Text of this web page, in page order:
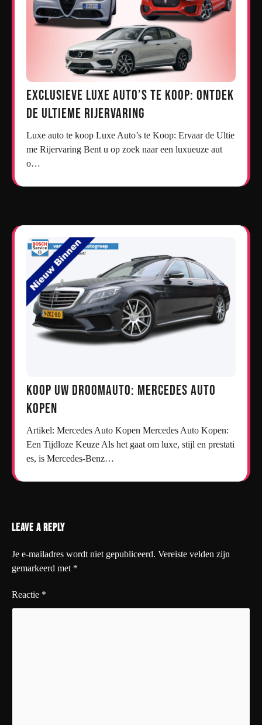
Exclusieve Luxe Auto’s te Koop: Ontdek
de Ultieme Rijervaring
Luxe auto te koop Luxe Auto’s te Koop: Ervaar de Ultie
me Rijervaring Bent u op zoek naar een luxueuze aut
o…
Koop uw droomauto: Mercedes auto
kopen
Artikel: Mercedes Auto Kopen Mercedes Auto Kopen:
Een Tijdloze Keuze Als het gaat om luxe, stijl en prestati
es, is Mercedes-Benz…
Leave a Reply
Je e-mailadres wordt niet gepubliceerd. Vereiste velden zijn
gemarkeerd met *
Reactie *